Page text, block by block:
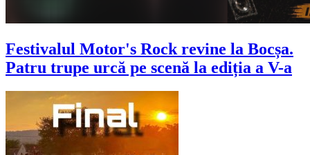
Festivalul Motor's Rock revine la Bocșa.
Patru trupe urcă pe scenă la ediția a V-a